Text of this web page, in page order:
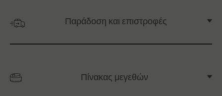
Παράδοση και επιστροφές
Πίνακας μεγεθών